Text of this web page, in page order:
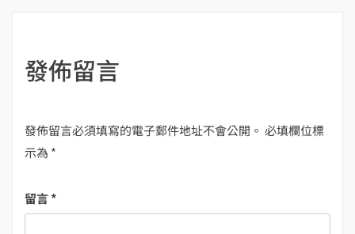
發佈留言
發佈留言必須填寫的電子郵件地址不會公開。 必填欄位標
示為 *
留言*